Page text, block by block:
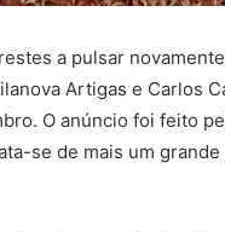
a pulsar
Artigas e Carlos
O anúncio foi feito
se de mais um